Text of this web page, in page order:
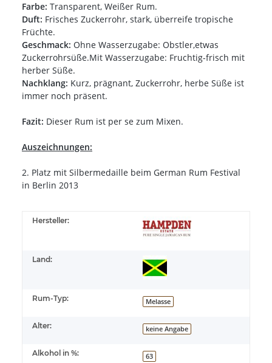
Farbe: Transparent, Weißer Rum.
Duft: Frisches Zuckerrohr, stark, überreife tropische
Früchte.
Geschmack: Ohne Wasserzugabe: Obstler,etwas
Zuckerrohrsüße.Mit Wasserzugabe: Fruchtig-frisch mit
herber Süße.
Nachklang: Kurz, prägnant, Zuckerrohr, herbe Süße ist
immer noch präsent.
Fazit: Dieser Rum ist per se zum Mixen.
Auszeichnungen:
2. Platz mit Silbermedaille beim German Rum Festival
in Berlin 2013
Hersteller:
Land:
Rum-Typ: Melasse
Alter: keine Angabe
Alkohol in %: 63